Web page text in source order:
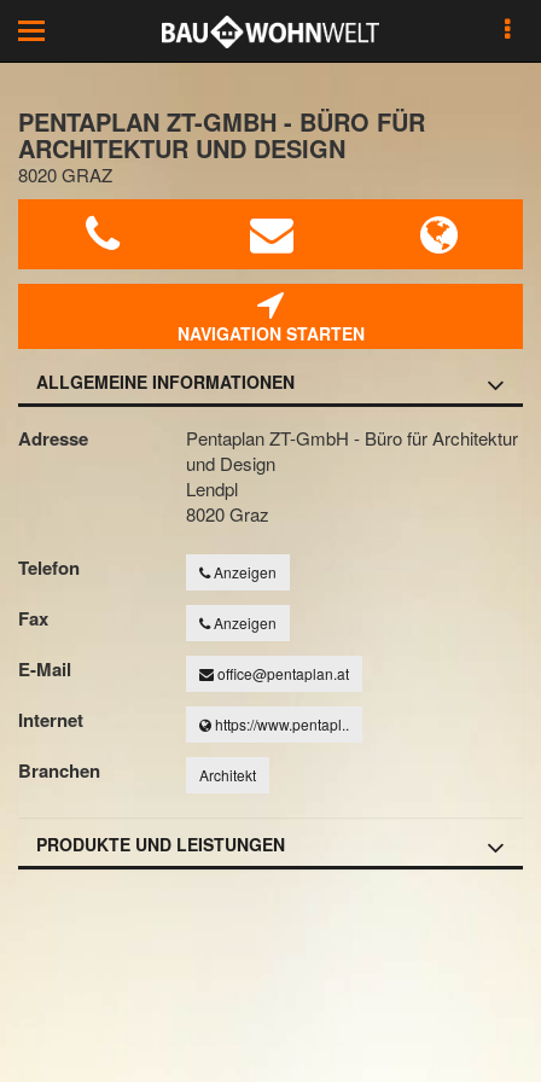
Toggle
navigation
PENTAPLAN ZT-GMBH - BÜRO FÜR
ARCHITEKTUR UND DESIGN
8020 GRAZ
NAVIGATION STARTEN
ALLGEMEINE INFORMATIONEN
Adresse
Pentaplan ZT-GmbH - Büro für Architektur
und Design
Lendpl
8020 Graz
Telefon Anzeigen
Fax Anzeigen
E-Mail office@pentaplan.at
Internet https://www.pentapl..
Branchen Architekt
PRODUKTE UND LEISTUNGEN